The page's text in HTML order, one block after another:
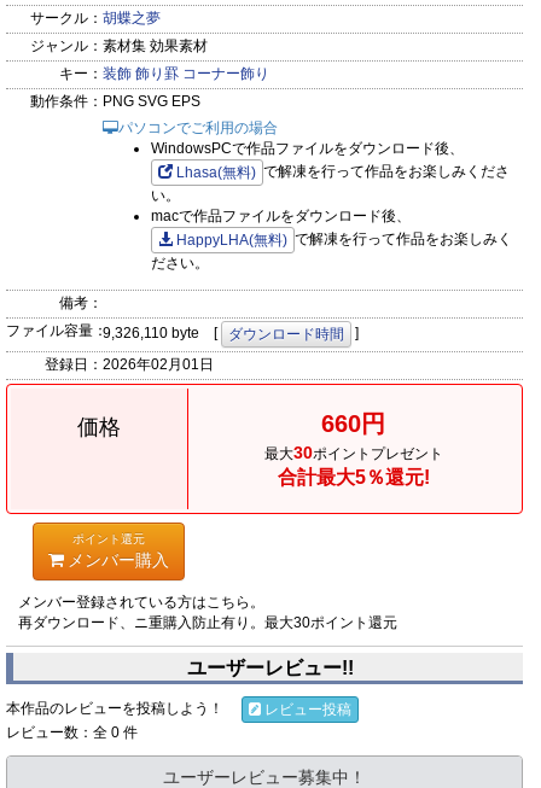
サークル： 胡蝶之夢
ジャンル： 素材集 効果素材
キー： 装飾 飾り罫 コーナー飾り
動作条件： PNG SVG EPS
パソコンでご利用の場合
WindowsPCで作品ファイルをダウンロード後、
Lhasa(無料) で解凍を行って作品をお楽しみくださ
い。
macで作品ファイルをダウンロード後、
HappyLHA(無料) で解凍を行って作品をお楽しみく
ださい。
備考：
ファイル容量：9,326,110 byte [ ダウンロード時間
]
登録日： 2026年02月01日
価格 660円
最大30ポイントプレゼント
合計最大5％還元!
ポイント還元
メンバー購入
メンバー登録されている方はこちら。
再ダウンロード、ニ重購入防止有り。最大30ポイント還元
ユーザーレビュー!!
本作品のレビューを投稿しよう！
レビュー投稿
レビュー数：全 0 件
ユーザーレビュー募集中！